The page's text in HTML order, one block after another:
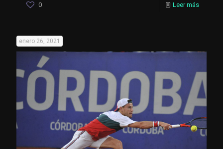
0 Leer más
enero 26, 2021